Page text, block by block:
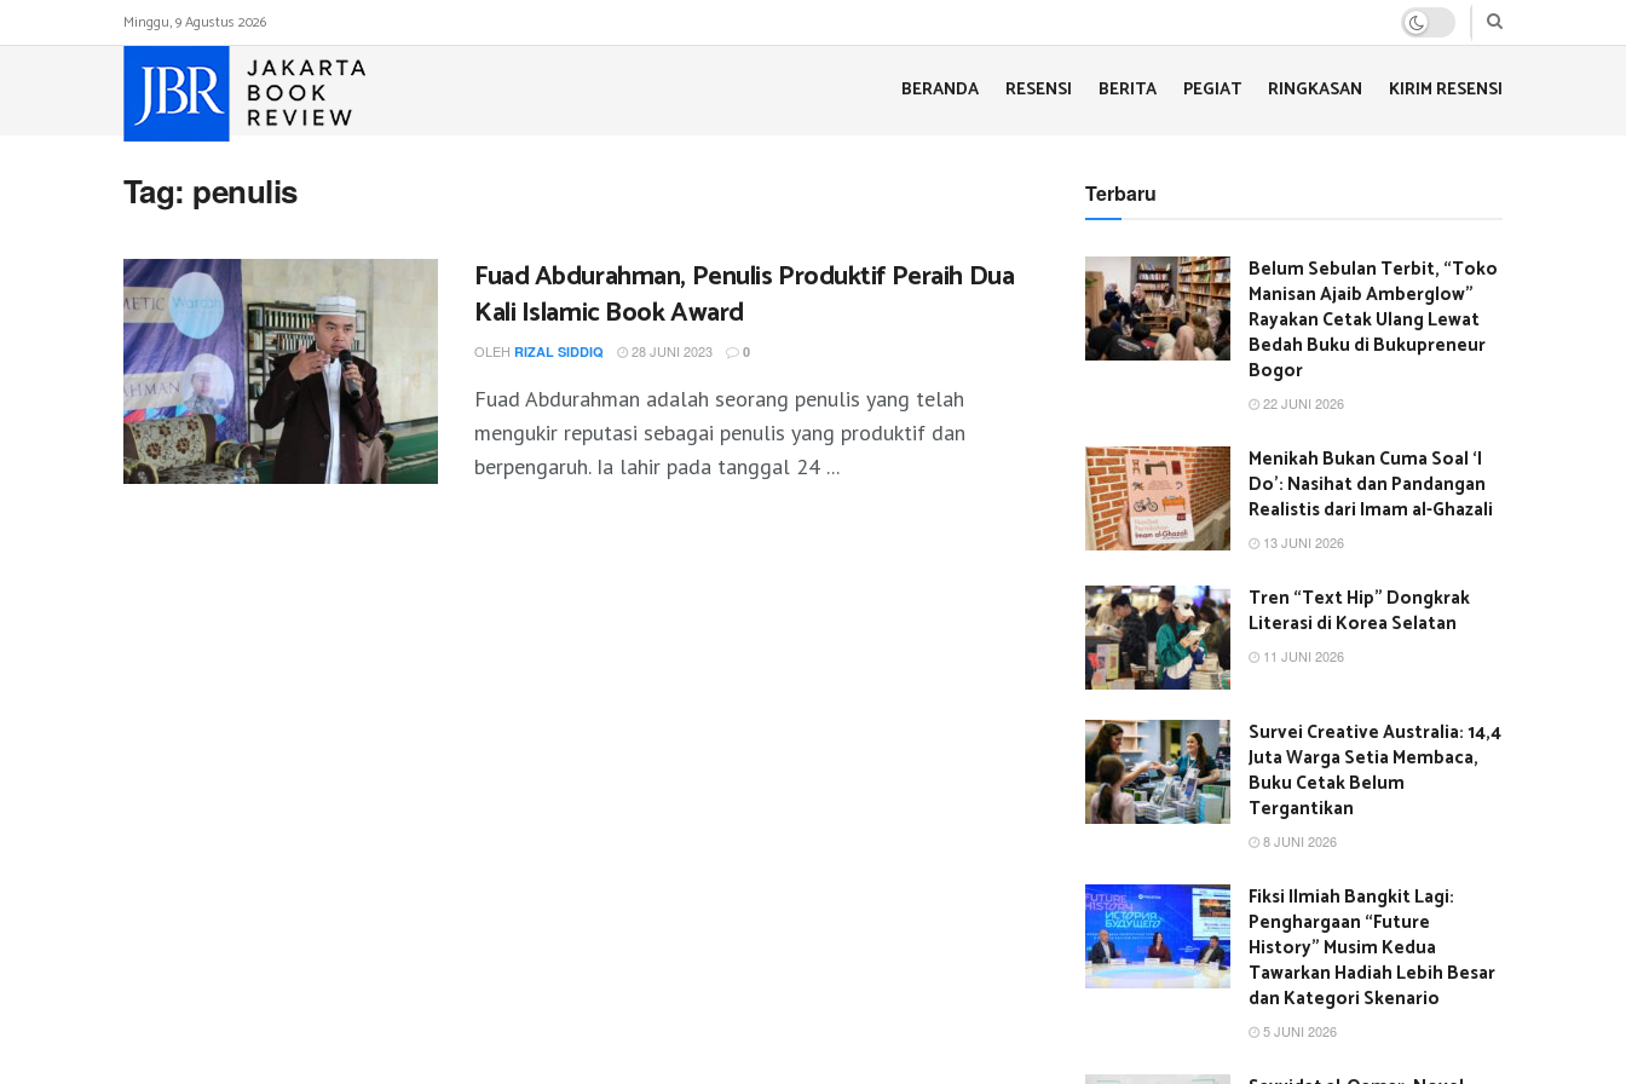
Minggu, 9 Agustus 2026
BERANDA RESENSI BERITA PEGIAT RINGKASAN KIRIM RESENSI
Tag: penulis
Fuad Abdurahman, Penulis Produktif Peraih Dua
Kali Islamic Book Award
OLEH RIZAL SIDDIQ 28 JUNI 2023 0
Fuad Abdurahman adalah seorang penulis yang telah
mengukir reputasi sebagai penulis yang produktif dan
berpengaruh. Ia lahir pada tanggal 24 ...
Terbaru
Belum Sebulan Terbit, “Toko
Manisan Ajaib Amberglow”
Rayakan Cetak Ulang Lewat
Bedah Buku di Bukupreneur
Bogor
22 JUNI 2026
Menikah Bukan Cuma Soal ‘I
Do’: Nasihat dan Pandangan
Realistis dari Imam al-Ghazali
13 JUNI 2026
Tren “Text Hip” Dongkrak
Literasi di Korea Selatan
11 JUNI 2026
Survei Creative Australia: 14,4
Juta Warga Setia Membaca,
Buku Cetak Belum
Tergantikan
8 JUNI 2026
Fiksi Ilmiah Bangkit Lagi:
Penghargaan “Future
History” Musim Kedua
Tawarkan Hadiah Lebih Besar
dan Kategori Skenario
5 JUNI 2026